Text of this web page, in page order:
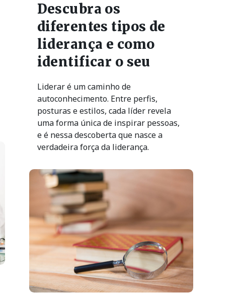
Descubra os
diferentes tipos de
liderança e como
identificar o seu
Liderar é um caminho de
autoconhecimento. Entre perfis,
posturas e estilos, cada líder revela
uma forma única de inspirar pessoas,
e é nessa descoberta que nasce a
verdadeira força da liderança.